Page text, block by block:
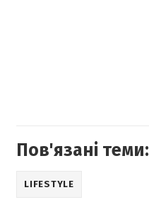
Пов'язані теми:
LIFESTYLE